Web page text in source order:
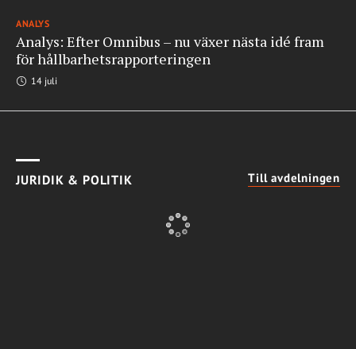
ANALYS
Analys: Efter Omnibus – nu växer nästa idé fram
för hållbarhetsrapporteringen
14 juli
JURIDIK & POLITIK Till avdelningen